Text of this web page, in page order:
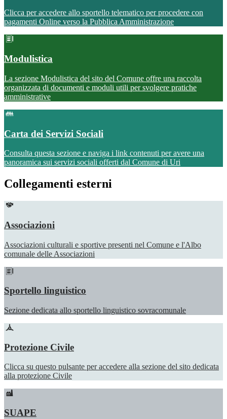
Clicca per accedere allo sportello telematico per procedere con
pagamenti Online verso la Pubblica Amministrazione
Modulistica
La sezione Modulistica del sito del Comune offre una raccolta
organizzata di documenti e moduli utili per svolgere pratiche
amministrative
Carta dei Servizi Sociali
Consulta questa sezione e naviga i link contenuti per avere una
panoramica sui servizi sociali offerti dal Comune di Uri
Collegamenti esterni
Associazioni
Associazioni culturali e sportive presenti nel Comune e l'Albo
comunale delle Associazioni
Sportello linguistico
Sezione dedicata allo sportello linguistico sovracomunale
Protezione Civile
Clicca su questo pulsante per accedere alla sezione del sito dedicata
alla protezione Civile
SUAPE